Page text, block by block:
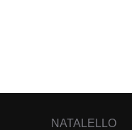
NATALELLO